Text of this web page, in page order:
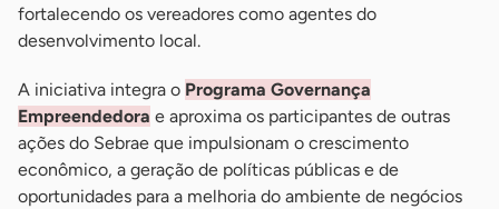
fortalecendo os vereadores como agentes do
desenvolvimento local.
A iniciativa integra o Programa Governança
Empreendedora e aproxima os participantes de outras
ações do Sebrae que impulsionam o crescimento
econômico, a geração de políticas públicas e de
oportunidades para a melhoria do ambiente de negócios